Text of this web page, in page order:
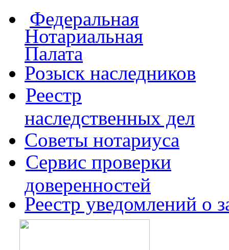
Федеральная
Нотариальная
Палата
Розыск наследников
Реестр
наследственных дел
Советы нотариуса
Сервис проверки
доверенностей
Реестр уведомлений о